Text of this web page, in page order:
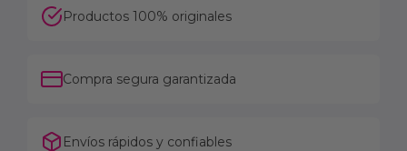
Productos 100% originales
Compra segura garantizada
Envíos rápidos y confiables